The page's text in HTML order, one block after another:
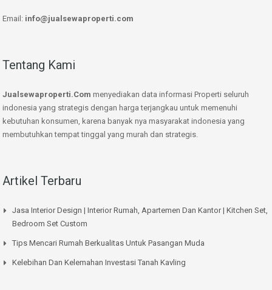
Email: info@jualsewaproperti.com
Tentang Kami
Jualsewaproperti.Com menyediakan data informasi Properti seluruh
indonesia yang strategis dengan harga terjangkau untuk memenuhi
kebutuhan konsumen, karena banyak nya masyarakat indonesia yang
membutuhkan tempat tinggal yang murah dan strategis.
Artikel Terbaru
Jasa Interior Design | Interior Rumah, Apartemen Dan Kantor | Kitchen Set,
Bedroom Set Custom
Tips Mencari Rumah Berkualitas Untuk Pasangan Muda
Kelebihan Dan Kelemahan Investasi Tanah Kavling